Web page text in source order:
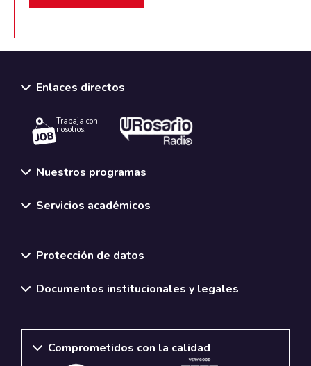
Enlaces directos
Trabaja con
nosotros.
Nuestros programas
Servicios académicos
Protección de datos
Documentos institucionales y legales
Comprometidos con la calidad